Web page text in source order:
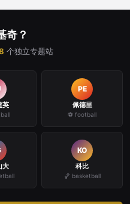
奇？
个独立专题站
英
PE
佩德里
⚽ football
大
KO
科比
🏀 basketball